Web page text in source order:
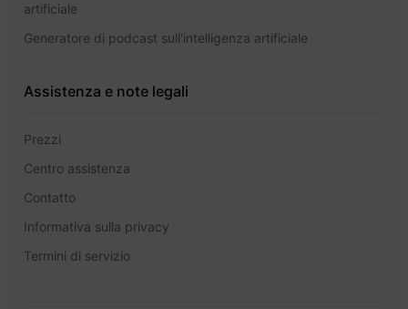
artificiale
Generatore di podcast sull'intelligenza artificiale
Assistenza e note legali
Prezzi
Centro assistenza
Contatto
Informativa sulla privacy
Termini di servizio